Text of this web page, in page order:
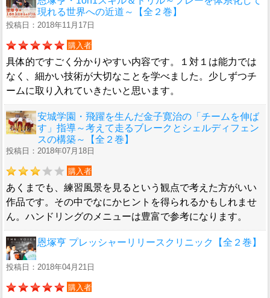
現れる世界への近道～【全２巻】
投稿日：2018年11月17日
購入者
具体的ですごく分かりやすい内容です。１対１は能力では
なく、細かい技術が大切なことを学べました。少しずつチ
ームに取り入れていきたいと思います。
安城学園・飛躍を生んだ金子寛治の「チームを伸ば
す」指導～考えて走るブレークとシェルディフェン
スの構築～【全２巻】
投稿日：2018年07月18日
購入者
あくまでも、練習風景を見るという観点で考えた方がいい
作品です。その中でなにかヒントを得られるかもしれませ
ん。ハンドリングのメニューは豊富で参考になります。
恩塚亨 プレッシャーリリースクリニック【全２巻】
投稿日：2018年04月21日
購入者